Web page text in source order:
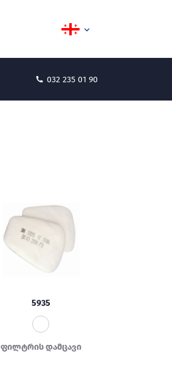
032 235 01 90
5935
ფილტრის დამცავი